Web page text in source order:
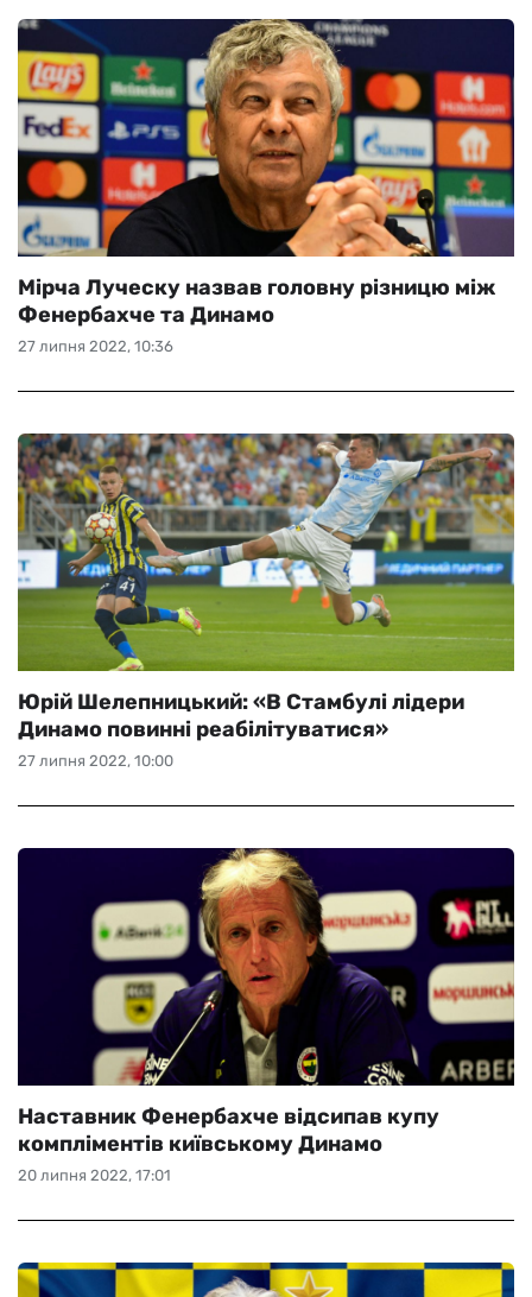
27 липня 2022, 10:36
Мірча Луческу назвав головну різницю між
Фенербахче та Динамо
27 липня 2022, 10:00
Юрій Шелепницький: «В Стамбулі лідери
Динамо повинні реабілітуватися»
20 липня 2022, 17:01
Наставник Фенербахче відсипав купу
компліментів київському Динамо